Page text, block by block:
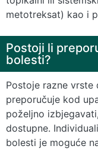
metotreksat) kao i
Postoji li
bolesti?
Postoje razne vrste
preporučuje kod
poželjno
dostupne.
bolesti je moguće